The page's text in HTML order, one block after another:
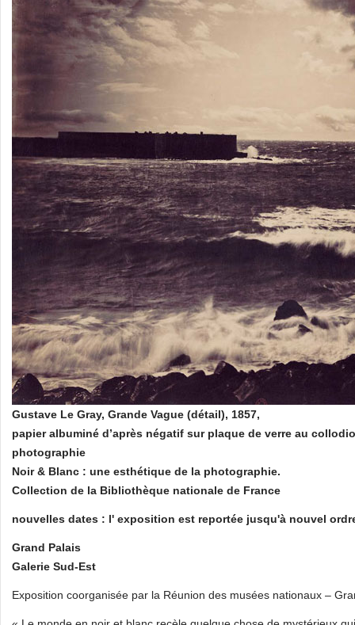
Gustave Le Gray, Grande Vague (détail), 1857,
papier albuminé d’après négatif sur plaque de verre au
photographie
Noir & Blanc : une esthétique de la photographie.
Collection de la Bibliothèque nationale de France
nouvelles dates : l' exposition est reportée jusqu'à nouvel
Grand Palais
Galerie Sud-Est
Exposition coorganisée par la Réunion des musées nationaux –